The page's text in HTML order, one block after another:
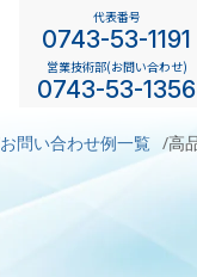
代表番号
0743-53-1191
営業技術部(お問い合わせ)
0743-53-1356
お問い合わせ例一覧 高